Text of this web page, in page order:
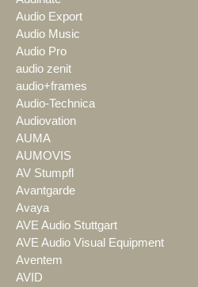
Audio Export
Audio Music
Audio Pro
audio zenit
audio+frames
Audio-Technica
Audiovation
AUMA
AUMOVIS
AV Stumpfl
Avantgarde
Avaya
AVE Audio Stuttgart
AVE Audio Visual Equipment
Aventem
AVID